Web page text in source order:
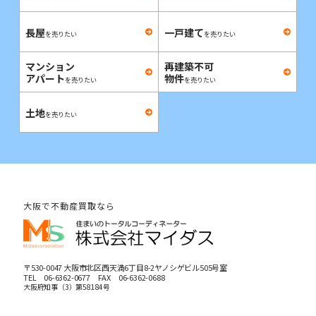
長屋を売りたい 一戸建てを売りたい
マンション
アパートを売りたい
再建築不可
物件を売りたい
土地を売りたい
大阪で不動産買取なら
〒530-0047 大阪市北区西天満6丁目8-2ヤノシゲビル505号室
TEL 06-6362-0677FAX 06-6362-0688
大阪府知事（3）第58184号